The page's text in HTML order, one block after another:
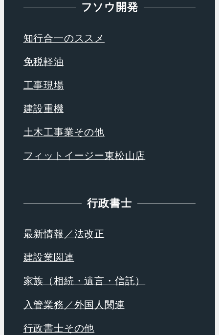
フソウ開発
知行合一のススメ
免税軽油
工事現場
建設重機
土木工事業その他
フィットイージー東松山店
行政書士
最新情報／法改正
建設業関連
家族（相続・遺言・信託）
入管業務／外国人関連
行政書士その他